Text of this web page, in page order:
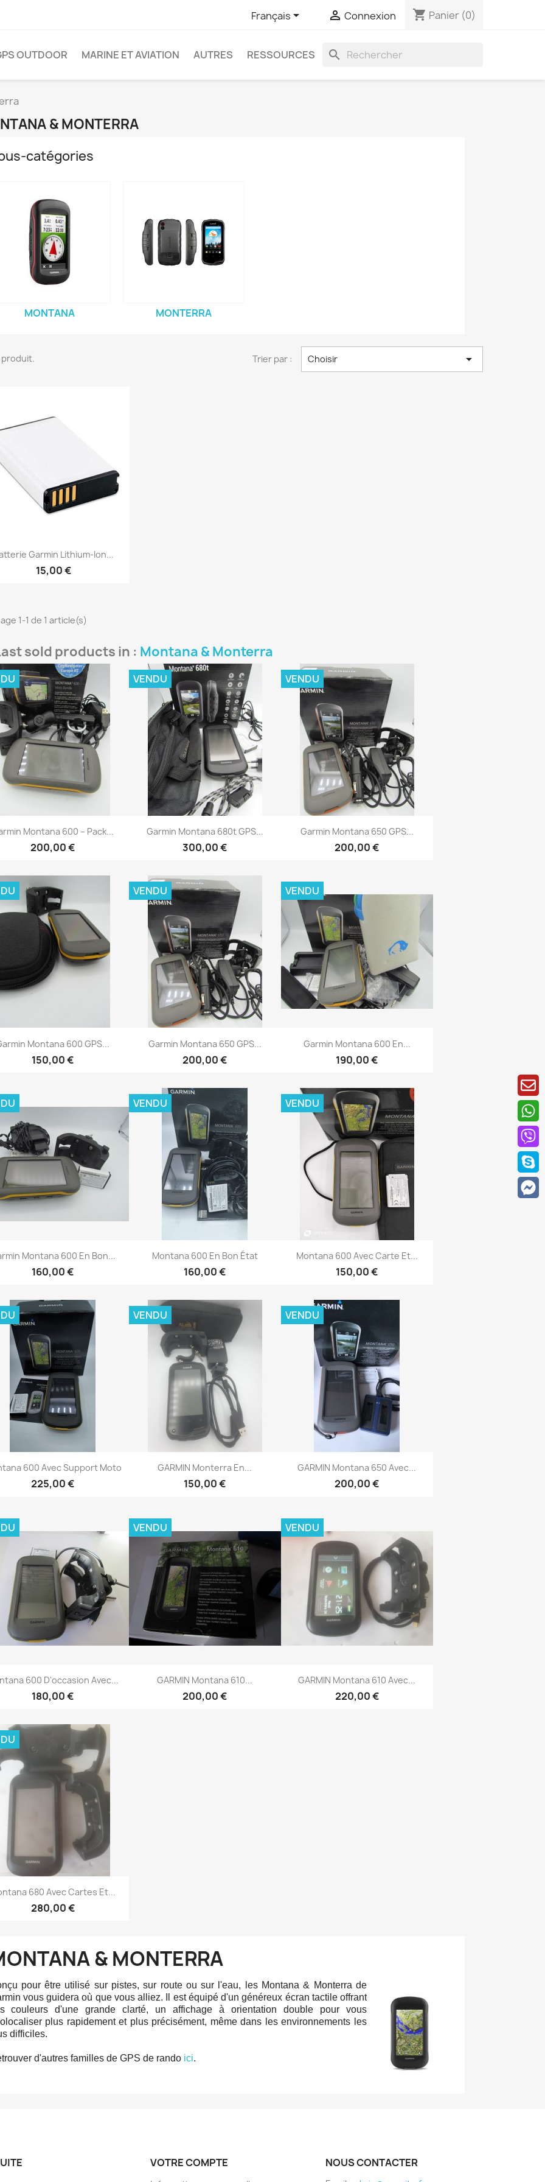
Français  Connexion shopping_cart Panier (0)
OUTDOOR MARINE ET AVIATION AUTRES RESSOURCES search
& MONTERRA
catégories
MONTANA MONTERRA
produit. Trier par : Choisir 
Aperçu rapide
Garmin Lithium-Ion...
15,00 €
1-1 de 1 article(s)
sold products in : Montana & Monterra
Aperçu rapide
Montana 600 – Pack...
200,00 €
 Aperçu rapide
Garmin Montana 680t GPS...
300,00 €
VENDU
 Aperçu rapide
Garmin Montana 650 GPS...
200,00 €
VENDU
 Aperçu rapide
Montana 600 GPS...
150,00 €
 Aperçu rapide
Garmin Montana 650 GPS...
200,00 €
VENDU
Aperçu rapide
Garmin Montana 600 En...
190,00 €
VENDU
Aperçu rapide
Montana 600 En Bon...
160,00 €
Aperçu rapide
Montana 600 En Bon État
160,00 €
VENDU
Aperçu rapide
Montana 600 Avec Carte Et...
150,00 €
VENDU
Aperçu rapide
600 Avec Support Moto
225,00 €
Aperçu rapide
GARMIN Monterra En...
150,00 €
VENDU
 Aperçu rapide
GARMIN Montana 650 Avec...
200,00 €
VENDU
Aperçu rapide
600 D'occasion Avec...
180,00 €
Aperçu rapide
GARMIN Montana 610...
200,00 €
VENDU
Aperçu rapide
GARMIN Montana 610 Avec...
220,00 €
VENDU
Aperçu rapide
680 Avec Cartes Et...
280,00 €
& MONTERRA
pour être utilisé sur pistes, sur route ou sur l'eau, les Montana & Monterra de
vous guidera où que vous alliez. Il est équipé d'un généreux écran tactile offrant
couleurs d'une grande clarté, un affichage à orientation double pour vous
plus rapidement et plus précisément, même dans les environnements les
difficiles.
d'autres familles de GPS de rando ici.
VOTRE COMPTE NOUS CONTACTER